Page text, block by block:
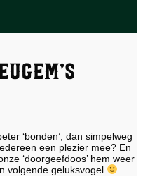
‘bonden’, dan simpelweg
een plezier mee? En
‘doorgeefdoos’ hem weer
volgende geluksvogel